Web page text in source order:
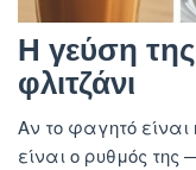
Η γεύση
φλιτζάνι
Αν το φαγητό
είναι ο ρυθμός